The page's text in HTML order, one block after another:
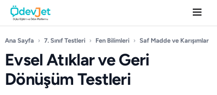
Ana Sayfa › 7. Sınıf Testleri › Fen Bilimleri › Saf Madde ve Karışımlar
Evsel Atıklar ve Geri
Dönüşüm Testleri